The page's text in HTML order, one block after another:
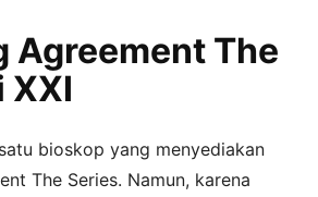
Agreement The
XXI
bioskop yang menyediakan
The Series. Namun, karena